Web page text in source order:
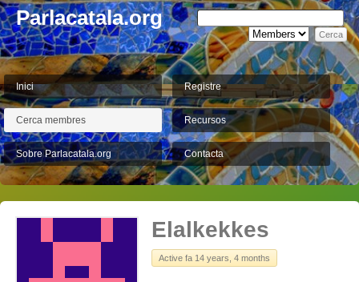
Parlacatala.org
Inici Registre
Cerca membres Recursos
Sobre Parlacatala.org Contacta
Elalkekkes
Active fa 14 years, 4 months